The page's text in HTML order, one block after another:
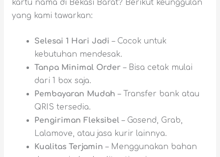
kartu nama di Bekasi Barat? Berikut keunggulan
yang kami tawarkan:
Selesai 1 Hari Jadi – Cocok untuk
kebutuhan mendesak.
Tanpa Minimal Order – Bisa cetak mulai
dari 1 box saja.
Pembayaran Mudah – Transfer bank atau
QRIS tersedia.
Pengiriman Fleksibel – Gosend, Grab,
Lalamove, atau jasa kurir lainnya.
Kualitas Terjamin – Menggunakan bahan